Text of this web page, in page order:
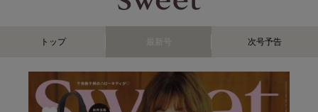
トップ 最新号 次号予告